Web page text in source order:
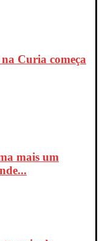
Curia começa
mais um